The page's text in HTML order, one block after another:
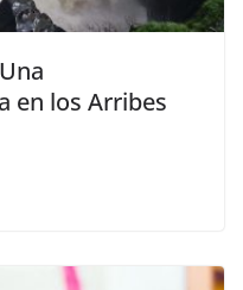
en los Arribes